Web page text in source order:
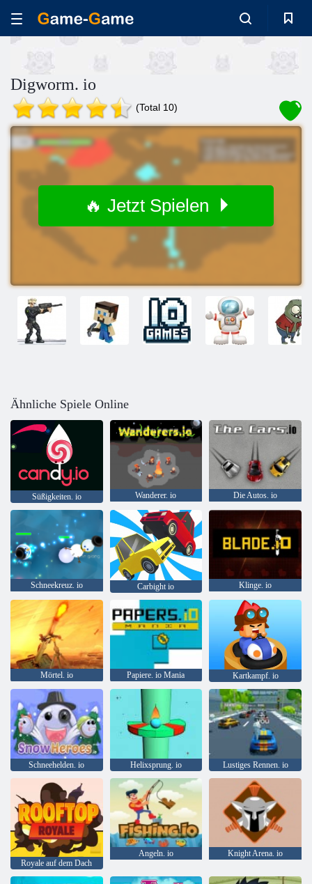
Digworm. io
(Total 10)
🔥 Jetzt Spielen
Ähnliche Spiele Online
Süßigkeiten. io Wanderer. io Die Autos. io
Schneekreuz. io Carbight io Klinge. io
Mörtel. io Papiere. io Mania Kartkampf. io
Schneehelden. io Helixsprung. io Lustiges Rennen. io
Royale auf dem Dach
Angeln. io Knight Arena. io